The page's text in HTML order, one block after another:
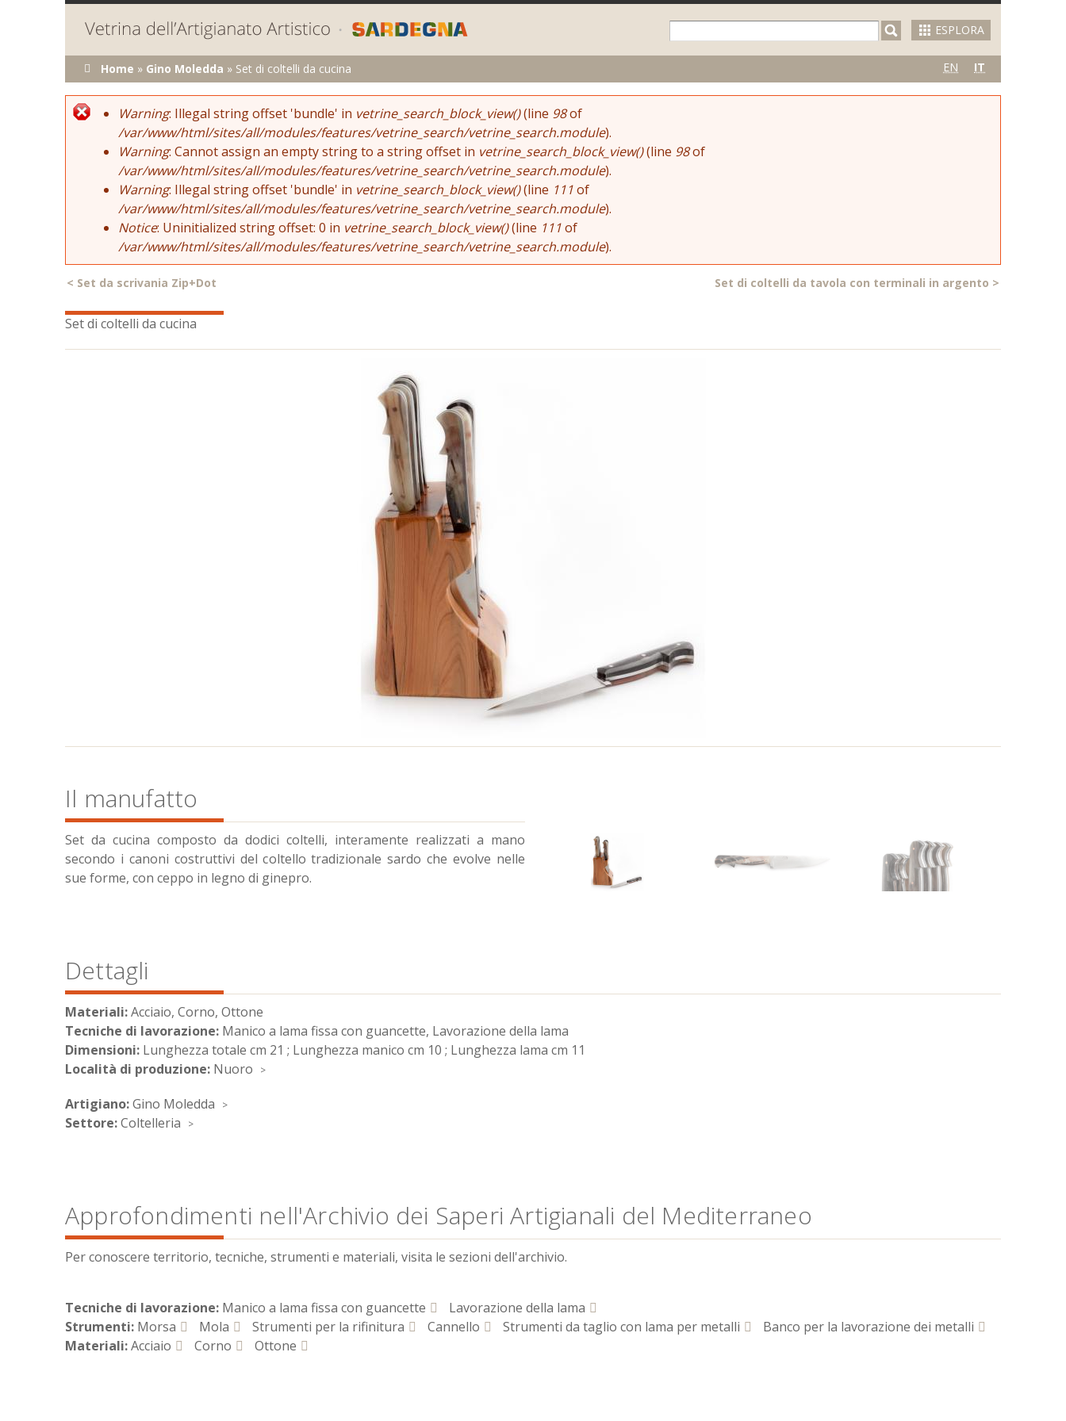
ESPLORA
Tu sei qui
Home » Gino Moledda » Set di coltelli da cucina EN IT
Error message
Warning: Illegal string offset 'bundle' in vetrine_search_block_view()(line 98of
/var/www/html/sites/all/modules/features/vetrine_search/vetrine_search.module).
Warning: Cannot assign an empty string to a string offset in vetrine_search_block_view()(line 98of
/var/www/html/sites/all/modules/features/vetrine_search/vetrine_search.module).
Warning: Illegal string offset 'bundle' in vetrine_search_block_view()(line 111of
/var/www/html/sites/all/modules/features/vetrine_search/vetrine_search.module).
Notice: Uninitialized string offset: 0 in vetrine_search_block_view()(line 111of
/var/www/html/sites/all/modules/features/vetrine_search/vetrine_search.module).
< Set da scrivania Zip+Dot Set di coltelli da tavola con terminali in argento >
Set di coltelli da cucina
Il manufatto
Set da cucina composto da dodici coltelli, interamente realizzati a mano
secondo i canoni costruttivi del coltello tradizionale sardo che evolve nelle
sue forme, con ceppo in legno di ginepro.
Dettagli
Materiali:Acciaio, Corno, Ottone
Tecniche di lavorazione: Manico a lama fissa con guancette, Lavorazione della lama
Dimensioni: Lunghezza totale cm 21 ; Lunghezza manico cm 10 ; Lunghezza lama cm 11
Località di produzione: Nuoro
Artigiano:Gino Moledda
Settore:Coltelleria
Approfondimenti nell'Archivio dei Saperi Artigianali del Mediterraneo
Per conoscere territorio, tecniche, strumenti e materiali, visita le sezioni dell'archivio.
Tecniche di lavorazione: Manico a lama fissa con guancette
Lavorazione della lama
Strumenti: Morsa Mola Strumenti per la rifinitura Cannello Strumenti da taglio con lama per metalli
Banco per la lavorazione dei metalli
Materiali:Acciaio Corno Ottone